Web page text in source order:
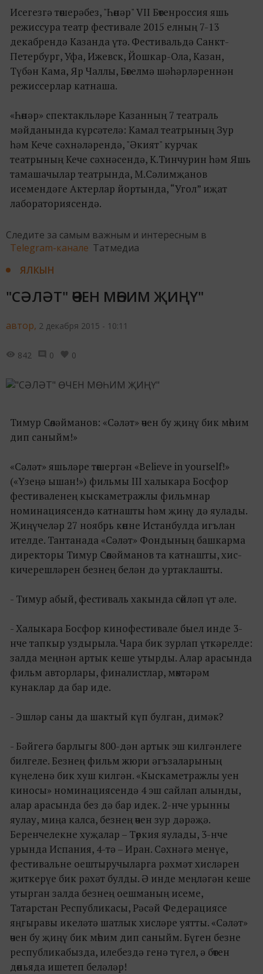
Исегезгә төшерәбез, "Һөнәр" VII Бөтенроссия яшь
режиссура театр фестивале 2015 елның 7-13
декабрендә Казанда үтә. Фестивальдә Санкт-
Петербург, Уфа, Ижевск, Йошкар-Ола, Казан,
Түбән Кама, Яр Чаллы, Бөгелмә шәһәрләреннән
режиссерлар катнаша.
«Һөнәр» спектакльләре Казанның 7 театраль
мәйданында күрсәтелә: Камал театрының Зур
һәм Кече сәхнәләрендә, "Әкият" курчак
театрының Кече сәхнәсендә, К.Тинчурин һәм Яшь
тамашачылар театрында, М.Сәлимҗанов
исемендәге Актерлар йортында, “Угол” иҗат
лабораториясендә.
Следите за самым важным и интересным в
Telegram-канале Татмедиа
ЯЛКЫН
"СӘЛӘТ" ӨЧЕН МӨҺИМ ҖИҢҮ"
автор, 2 декабря 2015 - 10:11
842 0 0
Тимур Сөләйманов: «Сәләт» өчен бу җиңү бик мөһим
дип саныйм!»
«Сәләт» яшьләре төшергән «Believe in yourself!»
(«Үзеңә ышан!») фильмы III халыкара Босфор
фестиваленең кыскаметражлы фильмнар
номинациясендә катнашты һәм җиңү дә яулады.
Җиңүчеләр 27 ноябрь көнне Истанбулда игълан
ителде. Тантанада «Сәләт» Фондының башкарма
директоры Тимур Сөләйманов та катнашты, хис-
кичерешләрен безнең белән дә уртаклашты.
- Тимур абый, фестиваль хакында сөйләп үт әле.
- Халыкара Босфор кинофестивале быел инде 3-
нче тапкыр уздырыла. Чара бик зурлап үткәрелде:
залда меңнән артык кеше утырды. Алар арасында
фильм авторлары, финалистлар, мөхтәрәм
кунаклар да бар иде.
- Эшләр саны да шактый күп булган, димәк?
- Бәйгегә барлыгы 800-дән артык эш килгәнлеге
билгеле. Безнең фильм жюри әгъзаларының
күңеленә бик хуш килгән. «Кыскаметражлы уен
киносы» номинациясендә 4 эш сайлап алынды,
алар арасында без дә бар идек. 2-нче урынны
яулау, миңа калса, безнең өчен зур дәрәҗә.
Беренчелекне хуҗалар – Төркия яулады, 3-нче
урында Испания, 4-тә – Иран. Сәхнәгә менүе,
фестивальне оештыручыларга рәхмәт хисләрен
җиткерүе бик рәхәт булды. Ә инде меңләгән кеше
утырган залда безнең оешманың исеме,
Татарстан Республикасы, Рәсәй Федерациясе
яңгыравы икеләтә шатлык хисләре уятты. «Сәләт»
өчен бу җиңү бик мөһим дип саныйм. Бүген безне
республикабызда, илебездә генә түгел, ә бөтен
дөньяда ишетеп беләләр!